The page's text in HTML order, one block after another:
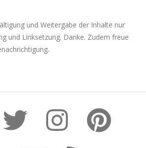
und Weitergabe der Inhalte nur
und Linksetzung. Danke. Zudem freue